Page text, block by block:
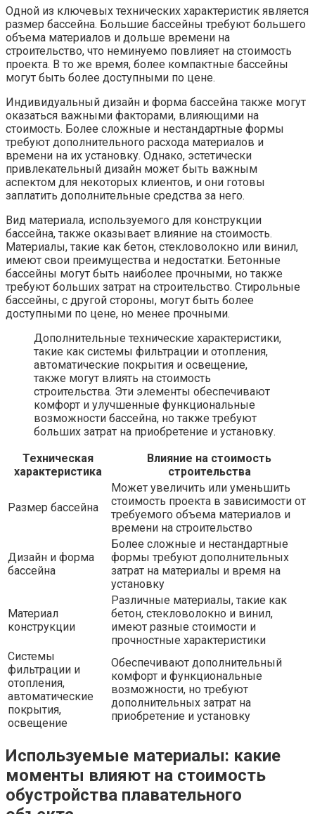
Одной из ключевых технических характеристик является
размер бассейна. Большие бассейны требуют большего
объема материалов и дольше времени на
строительство, что неминуемо повлияет на стоимость
проекта. В то же время, более компактные бассейны
могут быть более доступными по цене.
Индивидуальный дизайн и форма бассейна также могут
оказаться важными факторами, влияющими на
стоимость. Более сложные и нестандартные формы
требуют дополнительного расхода материалов и
времени на их установку. Однако, эстетически
привлекательный дизайн может быть важным
аспектом для некоторых клиентов, и они готовы
заплатить дополнительные средства за него.
Вид материала, используемого для конструкции
бассейна, также оказывает влияние на стоимость.
Материалы, такие как бетон, стекловолокно или винил,
имеют свои преимущества и недостатки. Бетонные
бассейны могут быть наиболее прочными, но также
требуют больших затрат на строительство. Стирольные
бассейны, с другой стороны, могут быть более
доступными по цене, но менее прочными.
Дополнительные технические характеристики,
такие как системы фильтрации и отопления,
автоматические покрытия и освещение,
также могут влиять на стоимость
строительства. Эти элементы обеспечивают
комфорт и улучшенные функциональные
возможности бассейна, но также требуют
больших затрат на приобретение и установку.
Техническая
характеристика
Влияние на стоимость
строительства
Размер бассейна
Может увеличить или уменьшить
стоимость проекта в зависимости от
требуемого объема материалов и
времени на строительство
Дизайн и форма
бассейна
Более сложные и нестандартные
формы требуют дополнительных
затрат на материалы и время на
установку
Материал
конструкции
Различные материалы, такие как
бетон, стекловолокно и винил,
имеют разные стоимости и
прочностные характеристики
Системы
фильтрации и
отопления,
автоматические
покрытия,
освещение
Обеспечивают дополнительный
комфорт и функциональные
возможности, но требуют
дополнительных затрат на
приобретение и установку
Используемые материалы: какие
моменты влияют на стоимость
обустройства плавательного